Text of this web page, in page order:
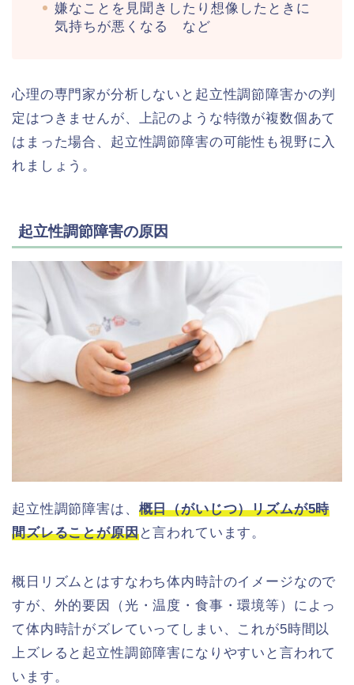
嫌なことを見聞きしたり想像したときに
気持ちが悪くなる など
心理の専門家が分析しないと起立性調節障害かの判
定はつきませんが、上記のような特徴が複数個あて
はまった場合、起立性調節障害の可能性も視野に入
れましょう。
起立性調節障害の原因
起立性調節障害は、 概日（がいじつ）リズムが5時
間ズレることが原因と言われています。
概日リズムとはすなわち体内時計のイメージなので
すが、外的要因（光・温度・食事・環境等）によっ
て体内時計がズレていってしまい、これが5時間以
上ズレると起立性調節障害になりやすいと言われて
います。